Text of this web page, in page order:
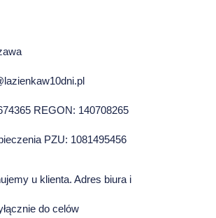
REGON: 140708265
PZU: 1081495456
u klienta. Adres biura i
do celów